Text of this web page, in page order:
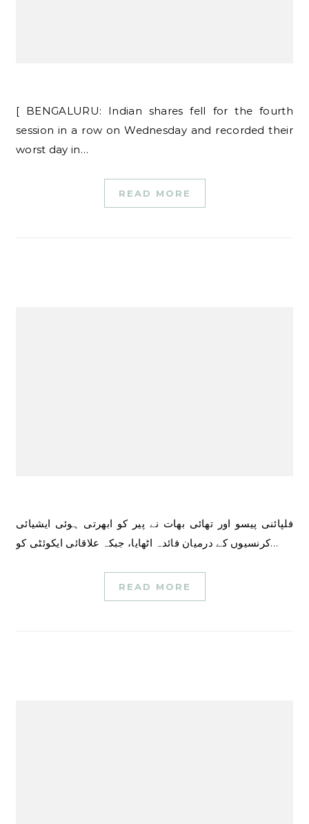
[ BENGALURU: Indian shares fell for the fourth
session in a row on Wednesday and recorded their
worst day in…
READ MORE
فلپائنی پیسو اور تھائی بھات نے پیر کو ابھرتی ہوئی ایشیائی
کرنسیوں کے درمیان فائدہ اٹھایا، جبکہ علاقائی ایکوئٹی کو…
READ MORE